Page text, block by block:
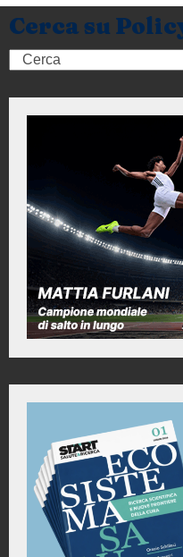
Cerca su
Search